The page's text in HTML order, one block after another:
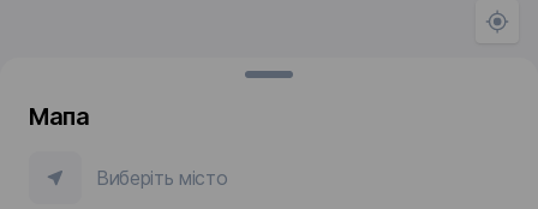
Мапа
Виберіть місто